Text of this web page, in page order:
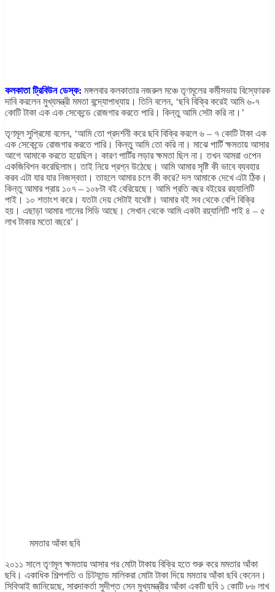
কলকাতা ট্রিবিউন ডেস্ক: মঙ্গলবার কলকাতার নজরুল মঞ্চে তৃণমূলের কর্মীসভায় বিস্ফোরক
দাবি করলেন মুখ্যমন্ত্রী মমতা বন্দ্যোপাধ্যায়। তিনি বলেন, ‘ছবি বিক্রি করেই আমি ৬-৭
কোটি টাকা এক এক সেকেন্ডে রোজগার করতে পারি। কিন্তু আমি সেটা করি না।’
তৃণমূল সুপ্রিমো বলেন, ‘আমি তো প্রদর্শনী করে ছবি বিক্রি করলে ৬ – ৭ কোটি টাকা এক
এক সেকেন্ডে রোজগার করতে পারি। কিন্তু আমি তো করি না। মাঝে পার্টি ক্ষমতায় আসার
আগে আমাকে করতে হয়েছিল। কারণ পার্টির লড়ার ক্ষমতা ছিল না। তখন আমরা ওপেন
একজিবিশন করেছিলাম। তাই নিয়ে প্রশ্ন উঠেছে। আমি আমার সৃষ্টি কী ভাবে ব্যবহার
করব এটা যার যার নিজস্বতা। তাহলে আমার চলে কী করে? দল আমাকে দেখে এটা ঠিক।
কিন্তু আমার প্রায় ১০৭ – ১০৮টা বই বেরিয়েছে। আমি প্রতি বছর বইয়ের রয়্যালিটি
পাই। ১০ শতাংশ করে। যতটা দেয় সেটাই যথেষ্ট। আমার বই সব থেকে বেশি বিক্রি
হয়। এছাড়া আমার গানের সিডি আছে। সেখান থেকে আমি একটা রয়্যালিটি পাই ৪ – ৫
লাখ টাকার মতো বছরে’।
মমতার আঁকা ছবি
২০১১ সালে তৃণমূল ক্ষমতায় আসার পর মোটা টাকায় বিক্রি হতে শুরু করে মমতার আঁকা
ছবি। একাধিক শিল্পপতি ও চিটফান্ড মালিকরা মোটা টাকা দিয়ে মমতার আঁকা ছবি কেনেন।
সিবিআই জানিয়েছে, সারদাকর্তা সুদীপ্ত সেন মুখ্যমন্ত্রীর আঁকা একটি ছবি ১ কোটি ৮৬ লাখ